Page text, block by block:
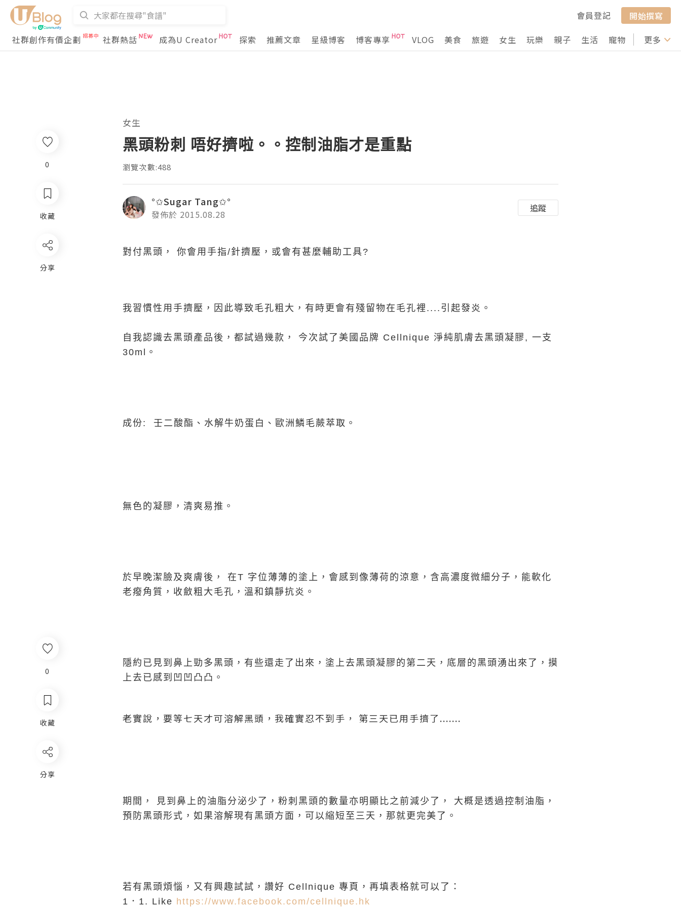
會員登記
開始撰寫
社群創作有價企劃
社群熱話 成為U Creator 探索 推薦文章 星級博客 博客專享 VLOG 美食 旅遊 女生 玩樂 親子 生活 寵物 行山 打卡
更多
0
收藏
分享
女生
黑頭粉刺 唔好擠啦。。控制油脂才是重點
瀏覽次數:488
°✩Sugar Tang✩°
發佈於 2015.08.28
追蹤
對付黑頭， 你會用手指/針擠壓，或會有甚麼輔助工具?
我習慣性用手擠壓，因此導致毛孔粗大，有時更會有殘留物在毛孔裡....引起發炎。
自我認識去黑頭產品後，都試過幾款， 今次試了美國品牌 Cellnique 淨純肌膚去黑頭凝膠, 一支
30ml。
成份: 壬二酸酯、水解牛奶蛋白、歐洲鱗毛蕨萃取。
無色的凝膠，清爽易推。
於早晚潔臉及爽膚後， 在T 字位薄薄的塗上，會感到像薄荷的涼意，含高濃度微細分子，能軟化
老癈角質，收斂粗大毛孔，溫和鎮靜抗炎。
隱約已見到鼻上勁多黑頭，有些還走了出來，塗上去黑頭凝膠的第二天，底層的黑頭湧出來了，摸
上去已感到凹凹凸凸。
老實說，要等七天才可溶解黑頭，我確實忍不到手， 第三天已用手擠了.......
期間， 見到鼻上的油脂分泌少了，粉刺黑頭的數量亦明顯比之前減少了， 大概是透過控制油脂，
預防黑頭形式，如果溶解現有黑頭方面，可以縮短至三天，那就更完美了。
若有黑頭煩惱，又有興趣試試，讚好 Cellnique 專頁，再填表格就可以了：
1．1. Like https://www.facebook.com/cellnique.hk
0
收藏
分享